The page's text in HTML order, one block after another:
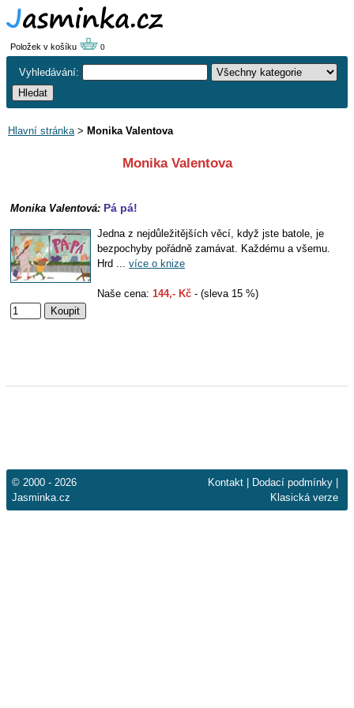
Položek v košíku 0
Vyhledávání:
Hlavní stránka> Monika Valentova
Monika Valentova
Monika Valentová: Pá pá!
Jedna z nejdůležitějších věcí, když jste batole, je
bezpochyby pořádně zamávat. Každému a všemu.
Hrd ... více o knize
Naše cena: 144,- Kč - (sleva 15 %)
© 2000 - 2026
Jasminka.cz
Kontakt Dodací podmínky